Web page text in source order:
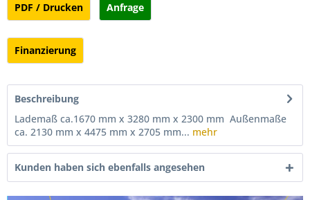
PDF / Drucken Anfrage
Finanzierung
Beschreibung
Lademaß ca.1670 mm x 3280 mm x 2300 mm Außenmaße
ca. 2130 mm x 4475 mm x 2705 mm... mehr
Kunden haben sich ebenfalls angesehen